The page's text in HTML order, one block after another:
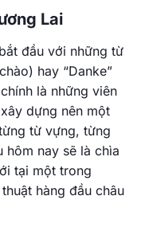
Lai
đầu với những từ
hay “Danke”
là những viên
dựng nên một
từ vựng, từng
hôm nay sẽ là chìa
tại một trong
hàng đầu châu